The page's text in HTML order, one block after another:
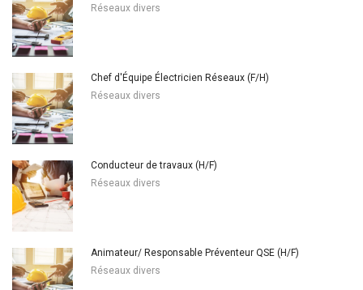
Réseaux divers
Chef d'Équipe Électricien Réseaux (F/H)
Réseaux divers
Conducteur de travaux (H/F)
Réseaux divers
Animateur/ Responsable Préventeur QSE (H/F)
Réseaux divers